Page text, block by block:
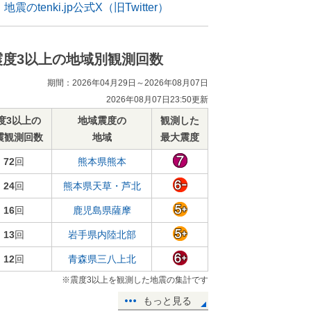
地震のtenki.jp公式X（旧Twitter）
度3以上の地域別観測回数
期間：2026年04月29日～2026年08月07日
2026年08月07日23:50更新
3以上の
観測回数
地域震度の
地域
観測した
最大震度
72回 熊本県熊本
24回 熊本県天草・芦北
16回 鹿児島県薩摩
13回 岩手県内陸北部
12回 青森県三八上北
※震度3以上を観測した地震の集計です
もっと見る